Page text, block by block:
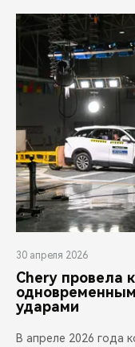
30 апреля 2026
Chery провела
ударами
В апреле 2026 года